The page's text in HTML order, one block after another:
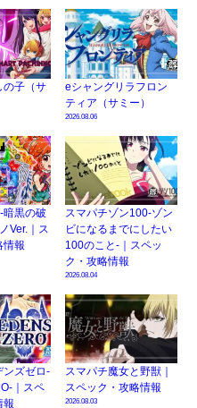
会』感想＆画像報告まとめ｜金木犀
原作愛溢れる演出に感動 etc…
額中央値「1万円-3万円/1回」「遊技
）まとめ｜ぱちんこパチスロ関連【4
の子（サ
eシャングリラフロン
ティア（サミー）
2026.08.06
暗黒の破
Ver.｜ス
情報
スマパチゾン100-ゾン
ビになるまでにしたい
100のこと-｜スペッ
ク・攻略情報
2026.08.04
ンズゼロ-
｜スペ
報
スマパチ魔女と野獣｜
スペック・攻略情報
2026.08.03